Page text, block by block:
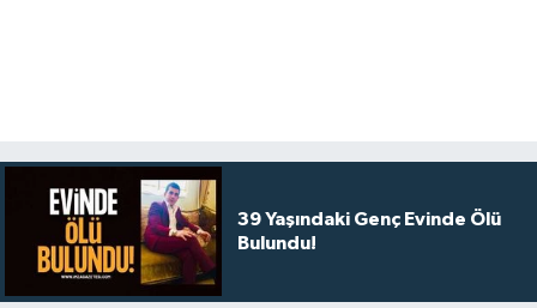
39 Yaşındaki Genç Evinde Ölü
Bulundu!